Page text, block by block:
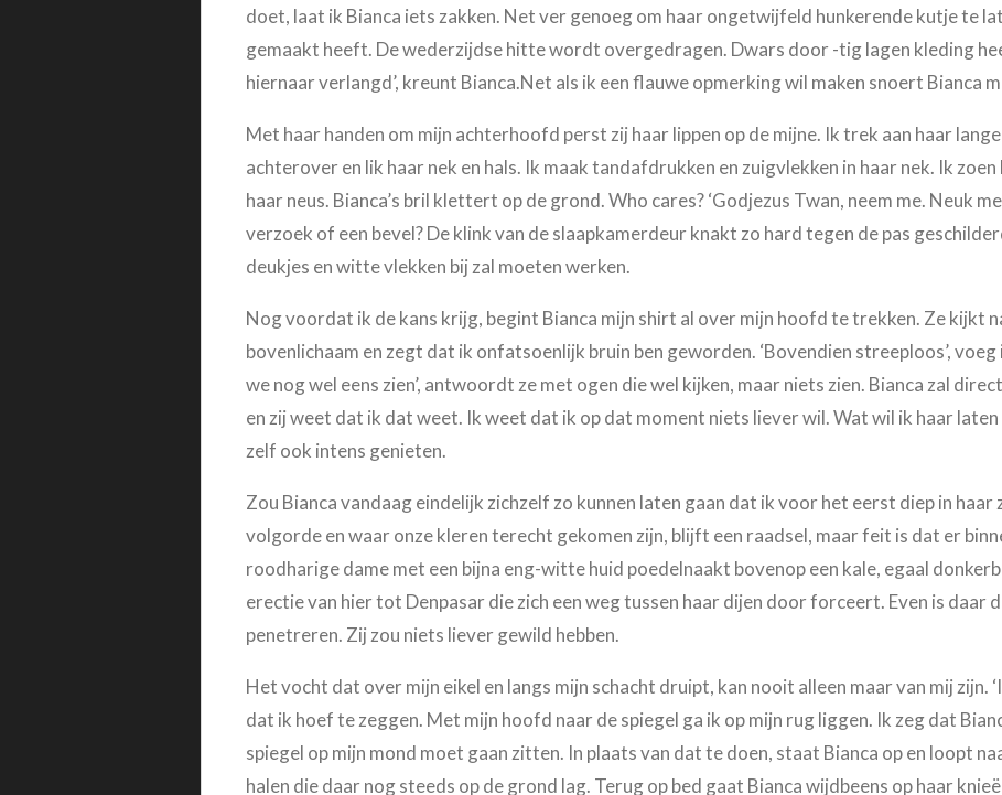
doet, laat ik Bianca iets zakken. Net ver genoeg om haar ongetwijfeld hunkerende kutje te
gemaakt heeft. De wederzijdse hitte wordt overgedragen. Dwars door -tig lagen kleding
hiernaar verlangd’, kreunt Bianca.Net als ik een flauwe opmerking wil maken snoert Bianca
Met haar handen om mijn achterhoofd perst zij haar lippen op de mijne. Ik trek aan haar
achterover en lik haar nek en hals. Ik maak tandafdrukken en zuigvlekken in haar nek. Ik
haar neus. Bianca’s bril klettert op de grond. Who cares? ‘Godjezus Twan, neem me. Neuk
verzoek of een bevel? De klink van de slaapkamerdeur knakt zo hard tegen de pas
deukjes en witte vlekken bij zal moeten werken.
Nog voordat ik de kans krijg, begint Bianca mijn shirt al over mijn hoofd te trekken. Ze kijkt
bovenlichaam en zegt dat ik onfatsoenlijk bruin ben geworden. ‘Bovendien streeploos’, voeg
we nog wel eens zien’, antwoordt ze met ogen die wel kijken, maar niets zien. Bianca zal
en zij weet dat ik dat weet. Ik weet dat ik op dat moment niets liever wil. Wat wil ik haar
zelf ook intens genieten.
Zou Bianca vandaag eindelijk zichzelf zo kunnen laten gaan dat ik voor het eerst diep in haar
volgorde en waar onze kleren terecht gekomen zijn, blijft een raadsel, maar feit is dat er
roodharige dame met een bijna eng-witte huid poedelnaakt bovenop een kale, egaal
erectie van hier tot Denpasar die zich een weg tussen haar dijen door forceert. Even is daar
penetreren. Zij zou niets liever gewild hebben.
Het vocht dat over mijn eikel en langs mijn schacht druipt, kan nooit alleen maar van mij zijn.
dat ik hoef te zeggen. Met mijn hoofd naar de spiegel ga ik op mijn rug liggen. Ik zeg dat
spiegel op mijn mond moet gaan zitten. In plaats van dat te doen, staat Bianca op en loopt
halen die daar nog steeds op de grond lag. Terug op bed gaat Bianca wijdbeens op haar